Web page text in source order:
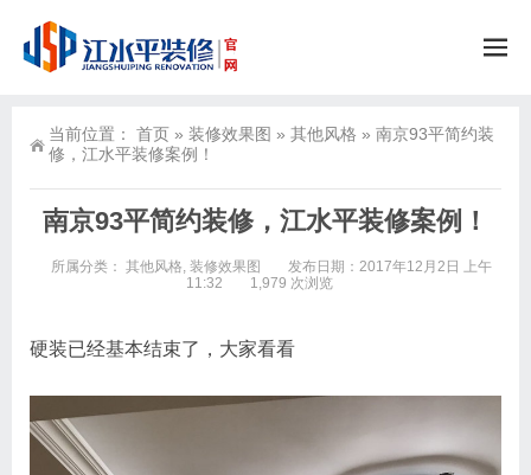
当前位置： 首页 » 装修效果图 » 其他风格 » 南京93平简约装
修，江水平装修案例！
南京93平简约装修，江水平装修案例！
所属分类： 其他风格, 装修效果图
发布日期：2017年12月2日 上午
11:32
1,979 次浏览
硬装已经基本结束了，大家看看